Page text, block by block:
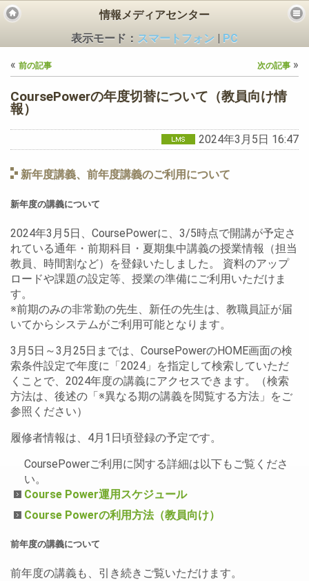
情報メディアセンター
表示モード： スマートフォン
PC
« 前の記事 次の記事 »
CoursePowerの年度切替について（教員向け情
報）
2024年3月5日 16:47
新年度講義、前年度講義のご利用について
新年度の講義について
2024年3月5日、CoursePowerに、3/5時点で開講が予定さ
れている通年・前期科目・夏期集中講義の授業情報（担当
教員、時間割など）を登録いたしました。 資料のアップ
ロードや課題の設定等、授業の準備にご利用いただけま
す。
※前期のみの非常勤の先生、新任の先生は、教職員証が届
いてからシステムがご利用可能となります。
3月5日～3月25日までは、CoursePowerのHOME画面の検
索条件設定で年度に「2024」を指定して検索していただ
くことで、2024年度の講義にアクセスできます。（検索
方法は、後述の「※異なる期の講義を閲覧する方法」をご
参照ください）
履修者情報は、4月1日頃登録の予定です。
CoursePowerご利用に関する詳細は以下もご覧くださ
い。
Course Power運用スケジュール
Course Powerの利用方法（教員向け）
前年度の講義について
前年度の講義も、引き続きご覧いただけます。